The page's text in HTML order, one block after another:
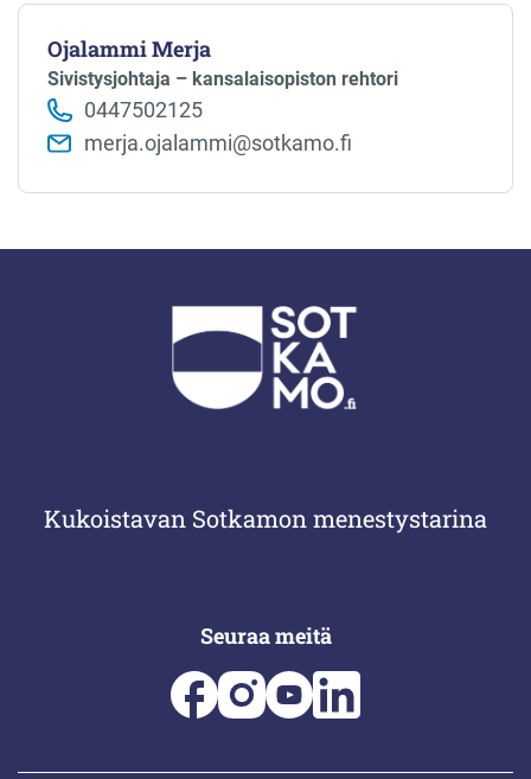
Ojalammi Merja
Sivistysjohtaja – kansalaisopiston rehtori
0447502125
merja.ojalammi@sotkamo.fi
Kukoistavan Sotkamon menestystarina
Seuraa meitä